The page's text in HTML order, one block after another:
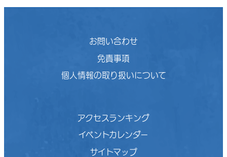
お問い合わせ
免責事項
個人情報の取り扱いについて
アクセスランキング
イベントカレンダー
サイトマップ